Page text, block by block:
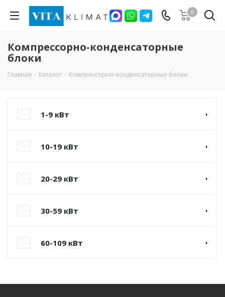
0
Компрессорно-конденсаторные
блоки
Главная - Каталог - Компрессорно-конденсаторные блоки
1-9 кВт
10-19 кВт
20-29 кВт
30-59 кВт
60-109 кВт